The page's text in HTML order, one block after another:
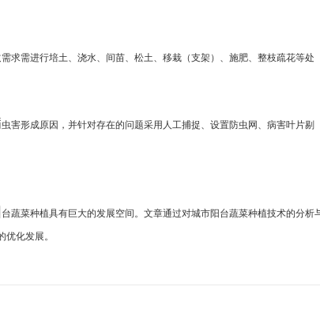
需求需进行培土、浇水、间苗、松土、移栽（支架）、 施肥、整枝疏花等处
虫害形成原因，并针对存在的问题采用人工捕捉、设置防虫网、病害叶片剔
台蔬菜种植具有巨大的发展空间。文章通过对城市阳 台蔬菜种植技术的分析
化发展。